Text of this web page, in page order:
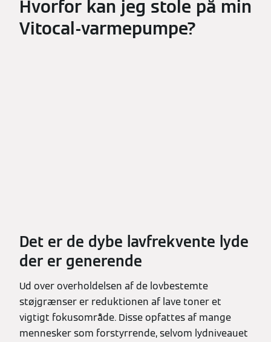
Hvorfor kan jeg stole på min
Vitocal-varmepumpe?
Det er de dybe lavfrekvente lyde
der er generende
Ud over overholdelsen af de lovbestemte
støjgrænser er reduktionen af lave toner et
vigtigt fokusområde. Disse opfattes af mange
mennesker som forstyrrende, selvom lydniveauet